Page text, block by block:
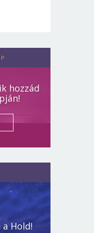
hozzád
Hold!